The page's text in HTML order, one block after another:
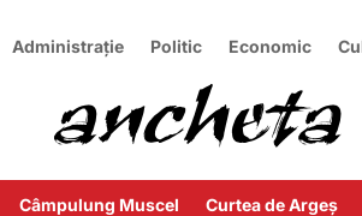
Administrație Politic Economic
Câmpulung Muscel Curtea de Argeș